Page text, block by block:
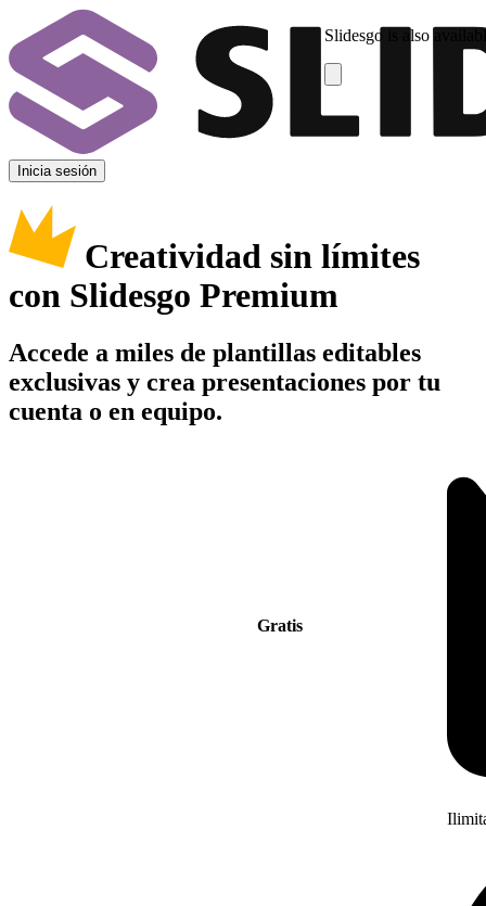
Slidesgo is also
Inicia sesión
Creatividad sin límites
con Slidesgo Premium
Accede a miles de plantillas editables
exclusivas y crea presentaciones por tu
cuenta o en equipo.
Gratis